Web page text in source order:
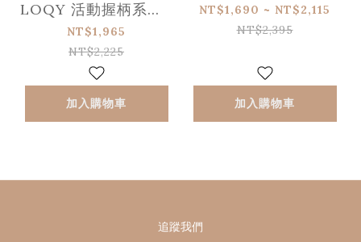
LOQY 活動握柄系列 l
鑄鋼單手握柄
NT$1,965
NT$2,225
加入購物車
NT$1,690 ~ NT$2,115
NT$2,395
加入購物車
追蹤我們